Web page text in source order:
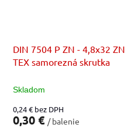
DIN 7504 P ZN - 4,8x32 ZN
TEX samorezná skrutka
Skladom
0,24 € bez DPH
0,30 € / balenie